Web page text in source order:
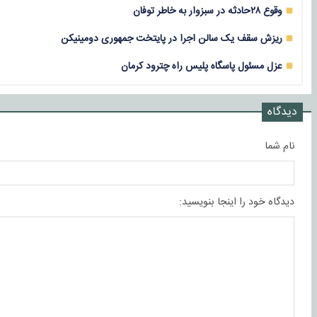
وقوع ۲۸حادثه در سبزوار به خاطر توفان
ریزش سقف یک سالن اجرا در پایتخت جمهوری دومینیکن
عزل مسئول پاسگاه پلیس راه چترود کرمان
دیدگاه
نام شما
دیدگاه خود را اینجا بنویسید: